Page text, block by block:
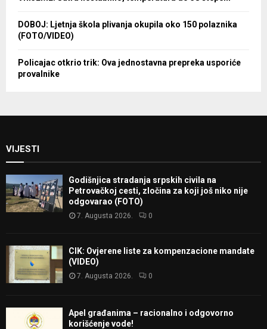
DOBOJ: Ljetnja škola plivanja okupila oko 150 polaznika
(FOTO/VIDEO)
Policajac otkrio trik: Ova jednostavna prepreka usporiće
provalnike
VIJESTI
Godišnjica stradanja srpskih civila na
Petrovačkoj cesti, zločina za koji još niko nije
odgovarao (FOTO)
7. Augusta 2026. 0
CIK: Ovjerene liste za kompenzacione mandate
(VIDEO)
7. Augusta 2026. 0
Apel građanima – racionalno i odgovorno
korišćenje vode!